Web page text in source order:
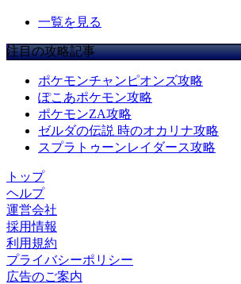
一覧を見る
注目の攻略記事
ポケモンチャンピオンズ攻略
ぽこあポケモン攻略
ポケモンZA攻略
ゼルダの伝説 時のオカリナ攻略
スプラトゥーンレイダース攻略
トップ
ヘルプ
運営会社
採用情報
利用規約
プライバシーポリシー
広告のご案内